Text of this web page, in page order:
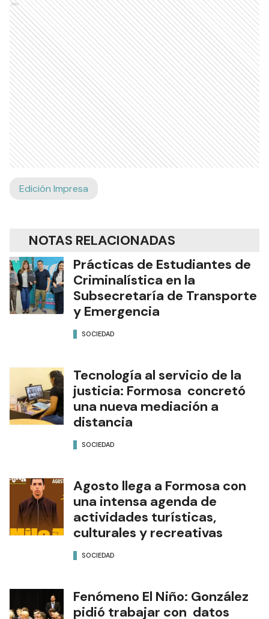
Ads
Edición Impresa
NOTAS RELACIONADAS
Prácticas de Estudiantes de
Criminalística en la
Subsecretaría de Transporte
y Emergencia
SOCIEDAD
Tecnología al servicio de la
justicia: Formosa concretó
una nueva mediación a
distancia
SOCIEDAD
Agosto llega a Formosa con
una intensa agenda de
actividades turísticas,
culturales y recreativas
SOCIEDAD
Fenómeno El Niño: González
pidió trabajar con datos